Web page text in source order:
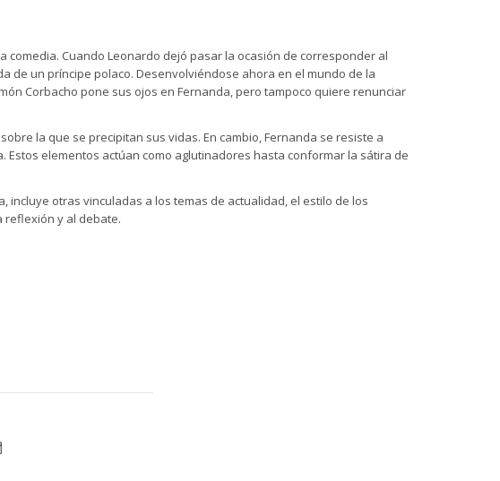
Cuando Leonardo dejó pasar la ocasión de corresponder al
de un príncipe polaco. Desenvolviéndose ahora en el mundo de la
Corbacho pone sus ojos en Fernanda, pero tampoco quiere renunciar
la que se precipitan sus vidas. En cambio, Fernanda se resiste a
elementos actúan como aglutinadores hasta conformar la sátira de
otras vinculadas a los temas de actualidad, el estilo de los
reflexión y al debate.